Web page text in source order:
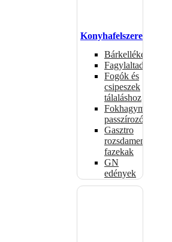
Konyhafelszerelés
Bárkellékek
Fagylaltadagolók
Fogók és
csipeszek
tálaláshoz
Fokhagymaprések,
passzírozók
Gasztro
rozsdamentes
fazekak
GN
edények